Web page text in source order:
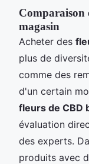
Comparaison
magasin
Acheter des
plus de
comme des
d'un certain
fleurs de CBD
évaluation
des experts.
produits avec